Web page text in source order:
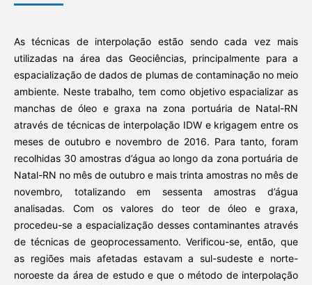
As técnicas de interpolação estão sendo cada vez mais
utilizadas na área das Geociências, principalmente para a
espacialização de dados de plumas de contaminação no meio
ambiente. Neste trabalho, tem como objetivo espacializar as
manchas de óleo e graxa na zona portuária de Natal-RN
através de técnicas de interpolação IDW e krigagem entre os
meses de outubro e novembro de 2016. Para tanto, foram
recolhidas 30 amostras d’água ao longo da zona portuária de
Natal-RN no mês de outubro e mais trinta amostras no mês de
novembro, totalizando em sessenta amostras d’água
analisadas. Com os valores do teor de óleo e graxa,
procedeu-se a espacialização desses contaminantes através
de técnicas de geoprocessamento. Verificou-se, então, que
as regiões mais afetadas estavam a sul-sudeste e norte-
noroeste da área de estudo e que o método de interpolação